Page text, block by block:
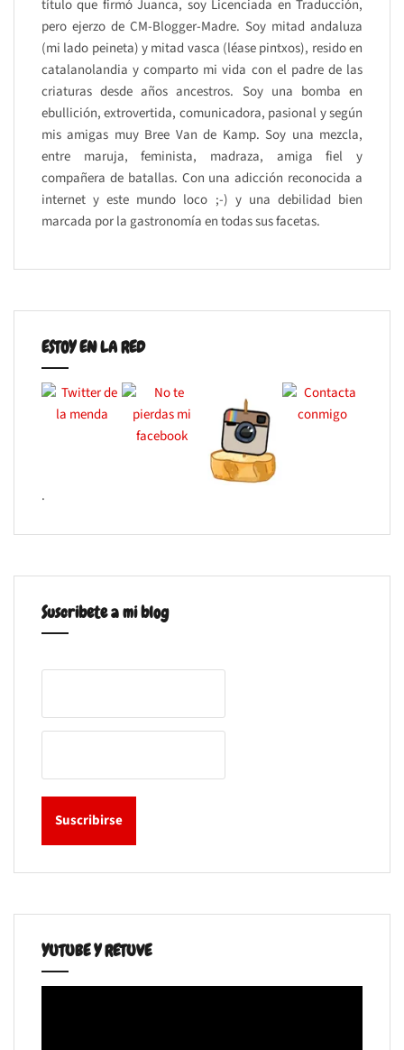
título que firmó Juanca, soy Licenciada en Traducción,
pero ejerzo de CM-Blogger-Madre. Soy mitad andaluza
(mi lado peineta) y mitad vasca (léase pintxos), resido en
catalanolandia y comparto mi vida con el padre de las
criaturas desde años ancestros. Soy una bomba en
ebullición, extrovertida, comunicadora, pasional y según
mis amigas muy Bree Van de Kamp. Soy una mezcla,
entre maruja, feminista, madraza, amiga fiel y
compañera de batallas. Con una adicción reconocida a
internet y este mundo loco ;-) y una debilidad bien
marcada por la gastronomía en todas sus facetas.
ESTOY EN LA RED
.
Suscribete a mi blog
YUTUBE Y RETUVE